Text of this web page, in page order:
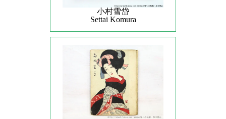
小村雪岱
Settai Komura